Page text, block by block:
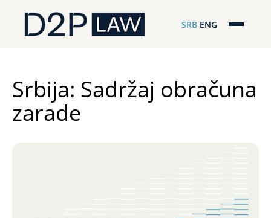
SRB ENG
Regionalna pokrivenost
Srbija: Sadržaj obračuna
zarade